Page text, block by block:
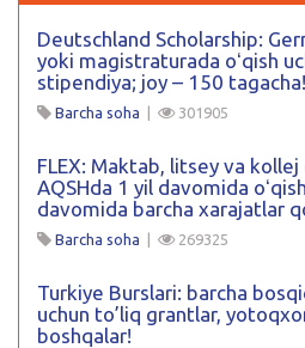
Deutschland Scholarship:
yoki magistraturada oʻqish
stipendiya; joy – 150 tagacha!
Barcha soha | 301905
FLEX: Maktab, litsey va kollej
AQSHda 1 yil davomida
davomida barcha xarajatlar
Barcha soha | 269325
Turkiye Burslari: barcha
uchun to’liq grantlar,
boshqalar!